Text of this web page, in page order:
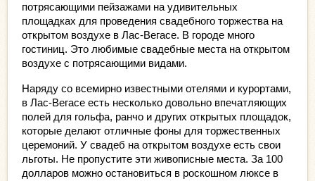
потрясающими пейзажами на удивительных
площадках для проведения свадебного торжества на
открытом воздухе в Лас-Вегасе. В городе много
гостиниц. Это любимые свадебные места на открытом
воздухе с потрясающими видами.
Наряду со всемирно известными отелями и курортами,
в Лас-Вегасе есть несколько довольно впечатляющих
полей для гольфа, ранчо и других открытых площадок,
которые делают отличные фоны для торжественных
церемоний. У свадеб на открытом воздухе есть свои
льготы. Не пропустите эти живописные места. За 100
долларов можно остановиться в роскошном люксе в